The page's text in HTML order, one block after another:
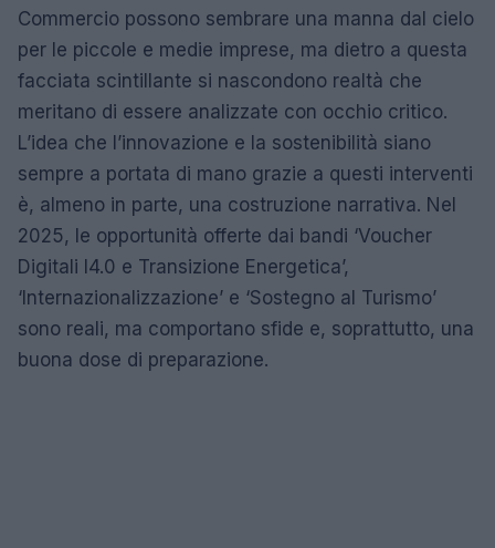
Commercio possono sembrare una manna dal cielo
per le piccole e medie imprese, ma dietro a questa
facciata scintillante si nascondono realtà che
meritano di essere analizzate con occhio critico.
L’idea che l’innovazione e la sostenibilità siano
sempre a portata di mano grazie a questi interventi
è, almeno in parte, una costruzione narrativa. Nel
2025, le opportunità offerte dai bandi ‘Voucher
Digitali I4.0 e Transizione Energetica’,
‘Internazionalizzazione’ e ‘Sostegno al Turismo’
sono reali, ma comportano sfide e, soprattutto, una
buona dose di preparazione.